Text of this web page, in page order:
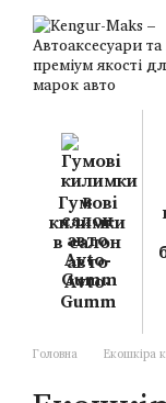
Перейти до
Гумові
килимки
в салон
авто
Avto-
Gumm
Головна Екошкіра